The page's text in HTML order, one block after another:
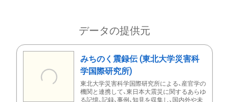
データの提供元
みちのく震録伝 (東北大学災害科
学国際研究所)
東北大学災害科学国際研究所による、産官学の
機関と連携して、東日本大震災に関するあらゆ
る記憶、記録、事例、知見を収集し、国内外や未